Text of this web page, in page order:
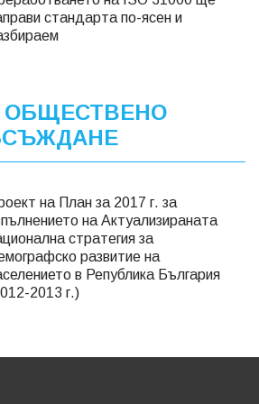
стандарта по-ясен и
ОБЩЕСТВЕНО
на План за 2017 г. за
на Актуализираната
стратегия за
развитие на
в Република България
2013 г.)